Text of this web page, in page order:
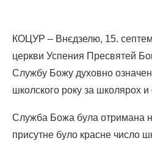
КОЦУР – Внєдзелю, 15.
церкви Успения Пресвятей
Службу Божу духовно
школского року за школярох и
Служба Божа була отримана
присутне було красне число